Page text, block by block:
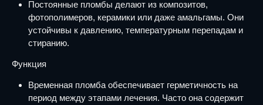
Постоянные пломбы делают из композитов,
фотополимеров, керамики или даже амальгамы. Они
устойчивы к давлению, температурным перепадам и
стиранию.
Функция
Временная пломба обеспечивает герметичность на
период между этапами лечения. Часто она содержит